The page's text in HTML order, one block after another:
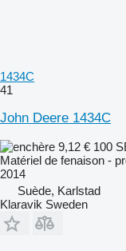
1434C
41
John Deere 1434C
9,12 € 100
Matériel de fenaison -
2014
Suède, Karlstad
Klaravik Sweden